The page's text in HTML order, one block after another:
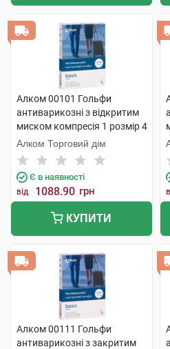
Алком 00101 Гольфи
антиварикозні з відкритим
миском компресія 1 розмір 4
бежевий 1 пара
Алком Торговий дім
Є в наявності
від 1088.90 грн
КУПИТИ
Алком 00111 Гольфи
антиварикозні з закритим